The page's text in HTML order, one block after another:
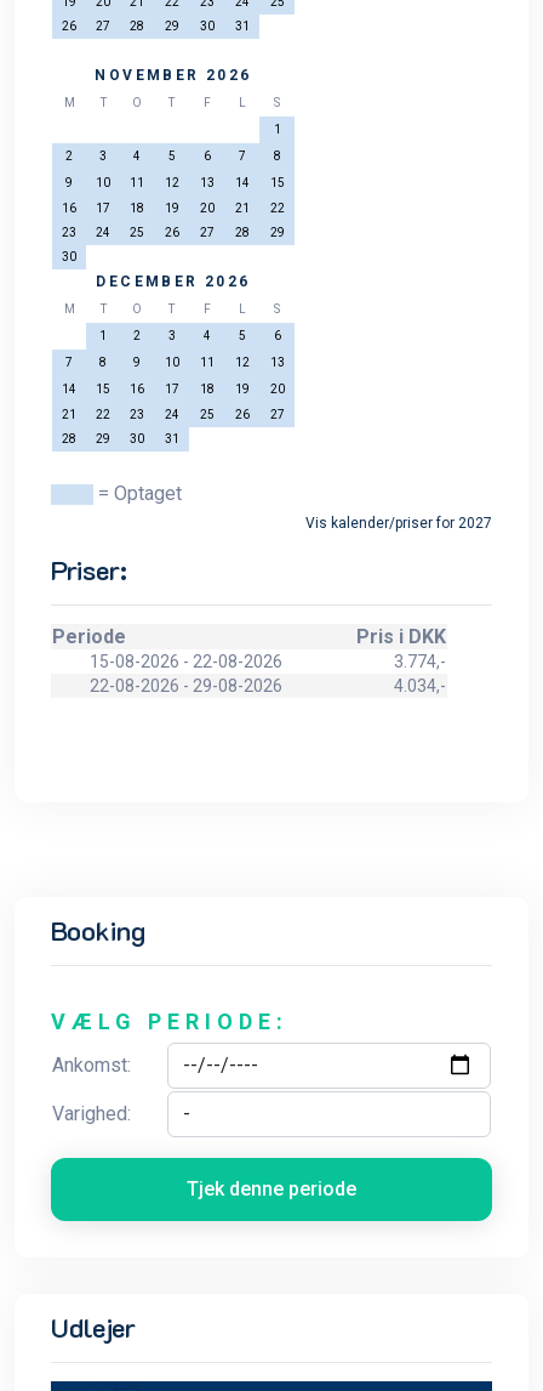
26
27 28 29 30 31
NOVEMBER 2026
M T O T F
S
1
2
3 4 5 6 7
8
9
10 11 12 13 14
15
16
17 18 19 20 21
22
23
24 25 26 27 28
29
30
DECEMBER 2026
M T O T F
S
1
2 3 4 5
6
7
8 9 10 11 12
13
14
15 16 17 18 19
20
21
22 23 24 25 26
27
28
29 30 31
= Optaget
Vis kalender/priser for 2027
Priser:
Periode Pris i DKK
15-08-2026 - 22-08-2026
3.774,-
22-08-2026 - 29-08-2026
4.034,-
Booking
VÆLG PERIODE:
Ankomst:
Varighed:
Tjek denne periode
Udlejer